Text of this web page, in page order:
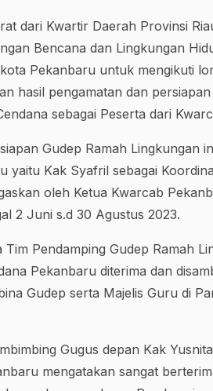
dari Kwartir Daerah Provinsi
Bencana dan Lingkungan
Pekanbaru untuk mengikuti
hasil pengamatan dan
sebagai Peserta dari
Gudep Ramah Lingkungan
yaitu Kak Syafril sebagai
oleh Ketua Kwarcab
2 Juni s.d 30 Agustus 2023.
Tim Pendamping Gudep Ramah
Pekanbaru diterima dan
Gudep serta Majelis Guru di
Gugus depan Kak
mengatakan sangat